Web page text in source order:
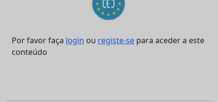
Por favor faça login ou registe-se para aceder a este
conteúdo